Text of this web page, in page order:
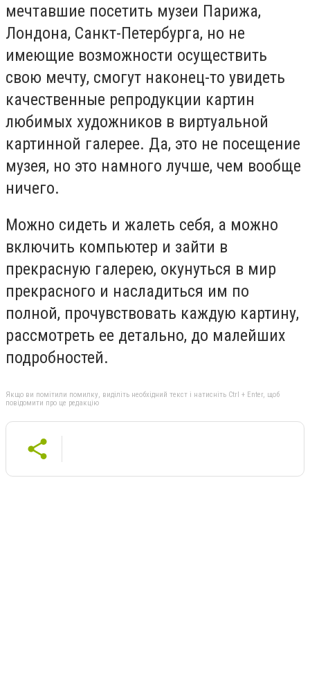
мечтавшие посетить музеи Парижа,
Лондона, Санкт-Петербурга, но не
имеющие возможности осуществить
свою мечту, смогут наконец-то увидеть
качественные репродукции картин
любимых художников в виртуальной
картинной галерее. Да, это не посещение
музея, но это намного лучше, чем вообще
ничего.
Можно сидеть и жалеть себя, а можно
включить компьютер и зайти в
прекрасную галерею, окунуться в мир
прекрасного и насладиться им по
полной, прочувствовать каждую картину,
рассмотреть ее детально, до малейших
подробностей.
Якщо ви помітили помилку, виділіть необхідний текст і натисніть Ctrl + Enter, щоб
повідомити про це редакцію